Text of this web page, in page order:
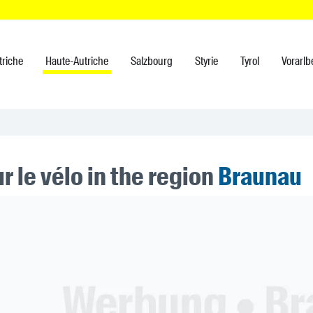
Haute-Autriche Salzbourg Styrie Tyrol
le vélo in the regionBraunau